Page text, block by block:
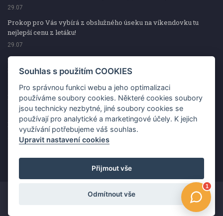
29.07
Prokop pro Vás vybírá z obslužného úseku na víkendovku tu
nejlepší cenu z letáku!
29.07
Prokop pro Vás vybírá z obslužného úseku na víkendovku tu
nejlepší cenu z letáku!
Kup špekáčky od Váhaly a vyhraj s naCOOPkou sekerku Fiskars
29.07
Prokop pro Vás vybírá na víkendovku ty nejlepší ceny z letáku!
29.07
Copyright ©2026 Jednota, spotřební družstvo v Hodoníně
Souhlas s použitím COOKIES
Pro správnou funkci webu a jeho optimalizaci
používáme soubory cookies. Některé cookies soubory
jsou technicky nezbytné, jiné soubory cookies se
používají pro analytické a marketingové účely. K jejich
využívání potřebujeme váš souhlas.
Upravit nastavení cookies
Přijmout vše
Odmítnout vše